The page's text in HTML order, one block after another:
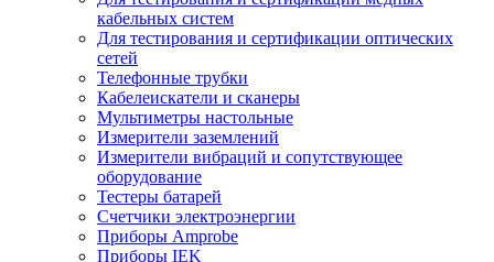
кабельных систем
Для тестирования и сертификации оптических
сетей
Телефонные трубки
Кабелеискатели и сканеры
Мультиметры настольные
Измерители заземлений
Измерители вибраций и сопутствующее
оборудование
Тестеры батарей
Счетчики электроэнергии
Приборы Amprobe
Приборы IEK